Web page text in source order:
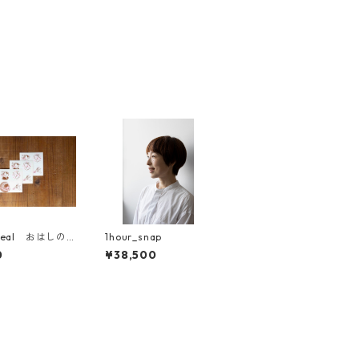
おはしの
枚セット
1hour_snap
¥38,500